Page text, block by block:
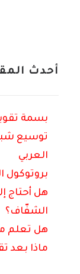
أحدث
بسمة
توسيع
العربي
بروتوكول
هل أحتاج
الشفّاف؟
هل تعلم
ماذا بعد